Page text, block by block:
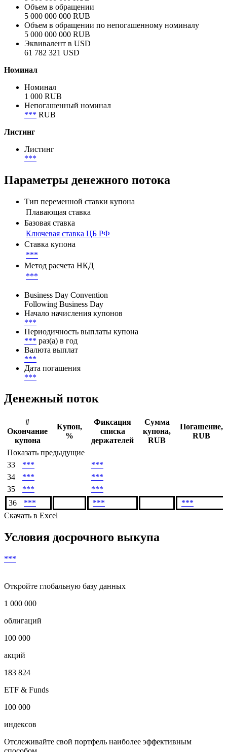
Анонсированный объём
5 000 000 000 RUB
Объем размещения
5 000 000 000 RUB
Объем в обращении
5 000 000 000 RUB
5 000 000 000 RUB
61 782 321 USD
Номинал
1 000 RUB
***RUB
Листинг
Параметры денежного потока
Тип переменной ставки купона
Плавающая ставка
Базовая ставка
Ключевая ставка ЦБ РФ
Ставка купона
Метод расчета НКД
***
Business Day Convention
Following Business Day
Начало начисления купонов
***
Периодичность выплаты купона
***
Дата погашения
Денежный поток
#
Окончание
купона
списка
держателей
Показать предыдущие
33
***
***
34
***
***
36
*** ***
Откройте глобальную базу данных
1 000 000
облигаций
100 000
акций
183 824
ETF & Funds
100 000